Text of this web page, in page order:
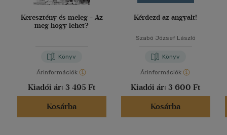
Keresztény és meleg - Az
meg hogy lehet?
Könyv
Árinformációk
Kiadói ár: 3 495 Ft
Kosárba
Kérdezd az angyalt!
Szabó József László
Könyv
Árinformációk
Kiadói ár: 3 600 Ft
Kosárba